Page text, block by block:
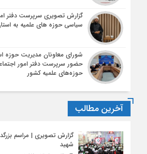
گزارش تصویری سرپرست دفتر
سیاسی حوزه های علمیه به
شورای معاونان مدیریت حوزه
حضور سرپرست دفتر امور
حوزه‌های علمیه کشور
آخرین مطالب
گزارش تصویری | مراسم
شهید